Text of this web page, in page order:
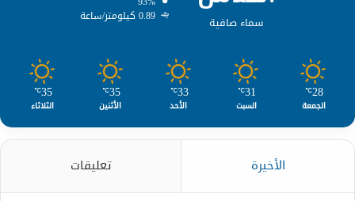
سماء صافية
0.89 كيلومتر/ساعة
28
℃
الجمعة
31
℃
السبت
33
℃
الأحد
35
℃
الأثنين
35
℃
الثلاثاء
الأخيرة تعليقات